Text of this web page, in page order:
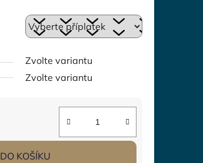
Zvolte variantu
Zvolte variantu
DO KOŠÍKU